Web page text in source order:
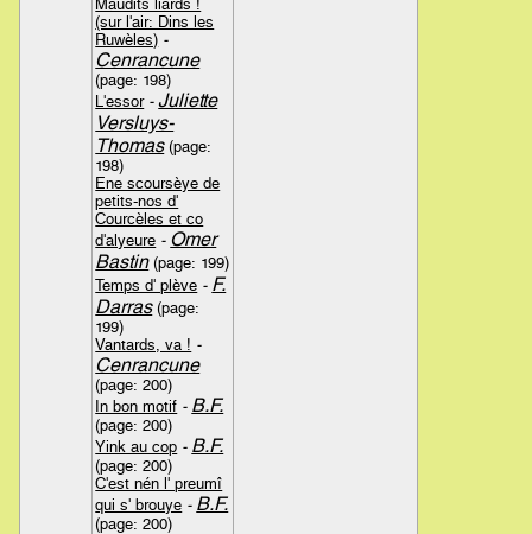
Maudits liards !
(sur l'air: Dins les
Ruwèles) -
Cenrancune
(page: 198)
L'essor -Juliette
Versluys-
Thomas(page:
198)
Ene scoursèye de
petits-nos d'
Courcèles et co
d'alyeure - Omer
Bastin(page: 199)
Temps d' plève - F.
Darras(page:
199)
Vantards, va ! -
Cenrancune
(page: 200)
In bon motif - B.F.
(page: 200)
Yink au cop - B.F.
(page: 200)
C'est nén l' preumî
qui s' brouye - B.F.
(page: 200)